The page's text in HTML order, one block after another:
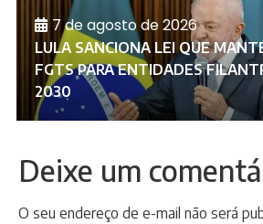
7 de agosto de 2026
LULA SANCIONA LEI QUE
FGTS PARA ENTIDADES
2030
Deixe um
O seu endereço de e-mail não será